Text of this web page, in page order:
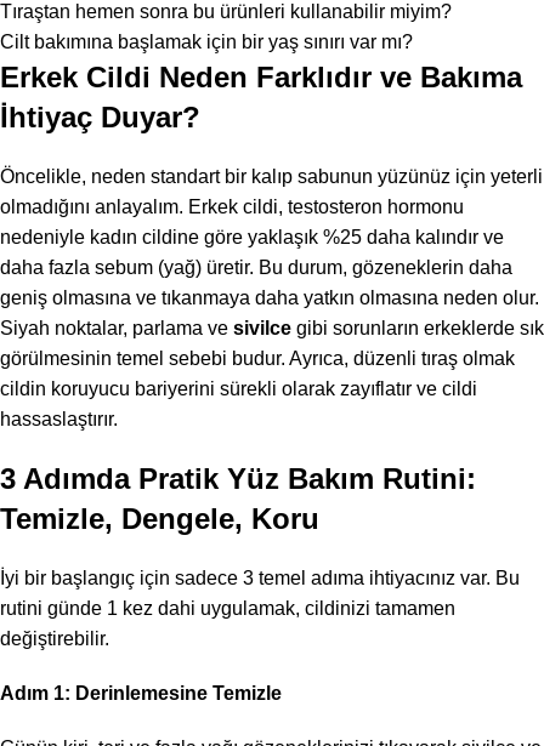
Tıraştan hemen sonra bu ürünleri kullanabilir miyim?
Cilt bakımına başlamak için bir yaş sınırı var mı?
Erkek Cildi Neden Farklıdır ve Bakıma
İhtiyaç Duyar?
Öncelikle, neden standart bir kalıp sabunun yüzünüz için yeterli
olmadığını anlayalım. Erkek cildi, testosteron hormonu
nedeniyle kadın cildine göre yaklaşık %25 daha kalındır ve
daha fazla sebum (yağ) üretir. Bu durum, gözeneklerin daha
geniş olmasına ve tıkanmaya daha yatkın olmasına neden olur.
Siyah noktalar, parlama ve sivilce gibi sorunların erkeklerde sık
görülmesinin temel sebebi budur. Ayrıca, düzenli tıraş olmak
cildin koruyucu bariyerini sürekli olarak zayıflatır ve cildi
hassaslaştırır.
3 Adımda Pratik Yüz Bakım Rutini:
Temizle, Dengele, Koru
İyi bir başlangıç için sadece 3 temel adıma ihtiyacınız var. Bu
rutini günde 1 kez dahi uygulamak, cildinizi tamamen
değiştirebilir.
Adım 1: Derinlemesine Temizle